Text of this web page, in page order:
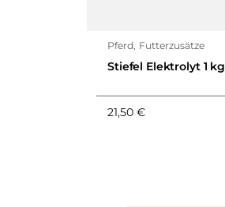
Pferd, Futterzusätze
Stiefel Elektrolyt 1 kg
21,50€